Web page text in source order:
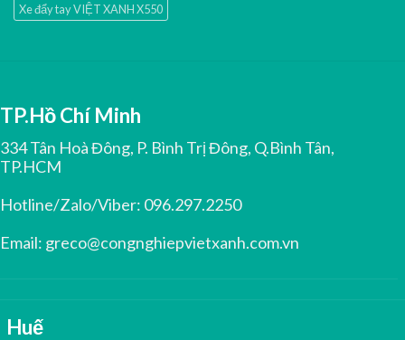
Xe đẩy tay VIỆT XANH X550
TP.Hồ Chí Minh
334 Tân Hoà Đông, P. Bình Trị Đông, Q.Bình Tân,
TP.HCM
Hotline/Zalo/Viber: 096.297.2250
Email: greco@congnghiepvietxanh.com.vn
Huế